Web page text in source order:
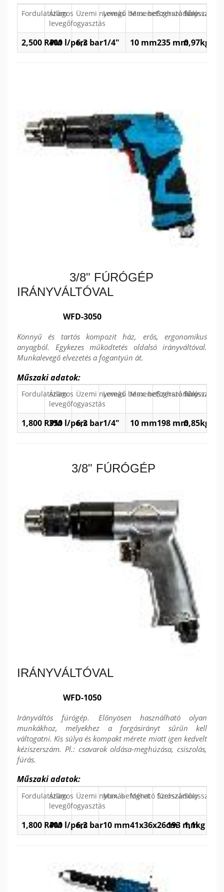
Fordulatszám
Átlagos
levegőfogyasztás
Üzemi nyomásLevegő bemenetMax. befogható fúrószár
Szerszámhossz
Súly
2,500 RPM400 l/perc6,3 bar1/4" 10 mm235 mm0,97kg
3/8" FÚRÓGÉP
IRÁNYVÁLTÓVAL
WFD-3050
Könnyű és tartós kompozit ház, erős, ergonomikus
anyagból. Egykezes működtetés oldalsó irányváltóval.
Munkalevegő elvezetés a fogantyún át.
Műszaki adatok:
Fordulatszám
Átlagos
levegőfogyasztás
Üzemi nyomásLevegő bemenetMax. befogható fúrószár
Szerszámhossz
Súly
1,800 RPM350 l/perc6,3 bar1/4" 10 mm198 mm0,85kg
3/8" FÚRÓGÉP
IRÁNYVÁLTÓVAL
WFD-1050
Irányváltós fúrógép. Előnyösen használható olyan
munkákhoz, melyekhez a forgásirányt sűrűn kell
váltogatni. Kis súlya és kompakt mérete miatt igen kedvelt
kéziszerszám. Pl.: csavarok oldása-meghúzása, csiszolás,
fúrás.
Műszaki adatok:
Fordulatszám
Átlagos
levegőfogyasztás
Üzemi nyomásMax. befogható fúrószár
Méret Szerszámhossz
Súly
1,800 RPM400 l/perc6,3 bar10 mm41x36x26cm193 mm
1,1kg